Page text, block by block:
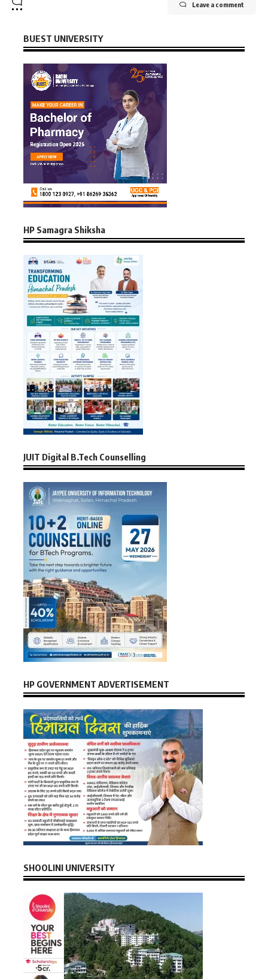
Leave a comment
BUEST UNIVERSITY
HP Samagra Shiksha
JUIT Digital B.Tech Counselling
HP GOVERNMENT ADVERTISEMENT
SHOOLINI UNIVERSITY